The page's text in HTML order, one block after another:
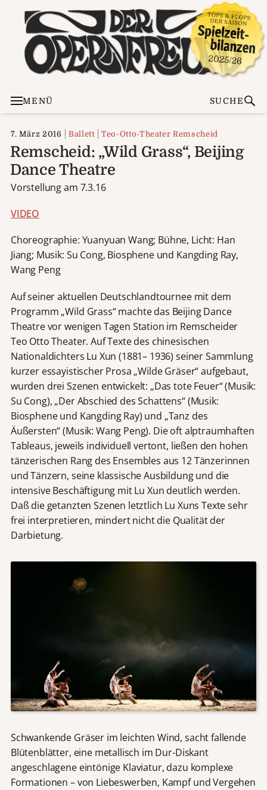
MENÜ SUCHE
7. März 2016 Ballett Teo-Otto-Theater Remscheid
Remscheid: „Wild Grass“, Beijing
Dance Theatre
Vorstellung am 7.3.16
VIDEO
Choreographie: Yuanyuan Wang; Bühne, Licht: Han
Jiang; Musik: Su Cong, Biosphene und Kangding Ray,
Wang Peng
Auf seiner aktuellen Deutschlandtournee mit dem
Programm „Wild Grass“ machte das Beijing Dance
Theatre vor wenigen Tagen Station im Remscheider
Teo Otto Theater. Auf Texte des chinesischen
Nationaldichters Lu Xun (1881– 1936) seiner Sammlung
kurzer essayistischer Prosa „Wilde Gräser“ aufgebaut,
wurden drei Szenen entwickelt: „Das tote Feuer“ (Musik:
Su Cong), „Der Abschied des Schattens“ (Musik:
Biosphene und Kangding Ray) und „Tanz des
Äußersten“ (Musik: Wang Peng). Die oft alptraumhaften
Tableaus, jeweils individuell vertont, ließen den hohen
tänzerischen Rang des Ensembles aus 12 Tänzerinnen
und Tänzern, seine klassische Ausbildung und die
intensive Beschäftigung mit Lu Xun deutlich werden.
Daß die getanzten Szenen letztlich Lu Xuns Texte sehr
frei interpretieren, mindert nicht die Qualität der
Darbietung.
Schwankende Gräser im leichten Wind, sacht fallende
Blütenblätter, eine metallisch im Dur-Diskant
angeschlagene eintönige Klaviatur, dazu komplexe
Formationen – von Liebeswerben, Kampf und Vergehen